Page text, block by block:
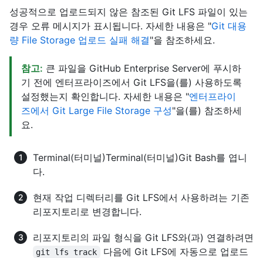
성공적으로 업로드되지 않은 참조된 Git LFS 파일이 있는
경우 오류 메시지가 표시됩니다. 자세한 내용은 "Git 대용
량 File Storage 업로드 실패 해결"을 참조하세요.
참고: 큰 파일을 GitHub Enterprise Server에 푸시하
기 전에 엔터프라이즈에서 Git LFS을(를) 사용하도록
설정했는지 확인합니다. 자세한 내용은 "엔터프라이
즈에서 Git Large File Storage 구성"을(를) 참조하세
요.
Terminal(터미널)Terminal(터미널)Git Bash를 엽니
다.
현재 작업 디렉터리를 Git LFS에서 사용하려는 기존
리포지토리로 변경합니다.
리포지토리의 파일 형식을 Git LFS와(과) 연결하려면
git lfs track
다음에 Git LFS에 자동으로 업로드